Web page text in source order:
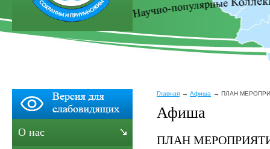
Главная Афиша ПЛАН
Афиша
ПЛАН
О нас